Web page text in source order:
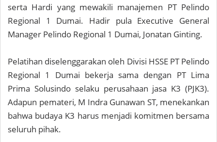
serta Hardi yang mewakili manajemen PT Pelindo
Regional 1 Dumai. Hadir pula Executive General
Manager Pelindo Regional 1 Dumai, Jonatan Ginting.
Pelatihan diselenggarakan oleh Divisi HSSE PT Pelindo
Regional 1 Dumai bekerja sama dengan PT Lima
Prima Solusindo selaku perusahaan jasa K3 (PJK3).
Adapun pemateri, M Indra Gunawan ST, menekankan
bahwa budaya K3 harus menjadi komitmen bersama
seluruh pihak.